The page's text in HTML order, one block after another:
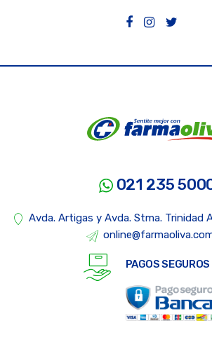
021 235
Avda. Artigas y Avda. Stma. Trinidad
PAGOS SEGUROS